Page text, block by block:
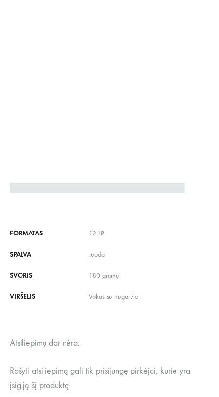
FORMATAS 12 LP
SPALVA Juoda
SVORIS 180 gramų
VIRŠELIS Vokas su nugarėle
Atsiliepimų dar nėra.
Rašyti atsiliepimą gali tik prisijungę pirkėjai, kurie yra
įsigiję šį produktą.